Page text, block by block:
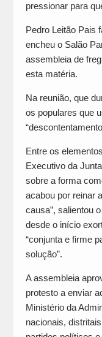
pressionar para
Pedro Leitão Pais
encheu o Salão
assembleia de
esta matéria.
Na reunião, que
os populares que
Entre os
Executivo da
sobre a forma
acabou por reinar
causa”, salientou
desde o início
“conjunta e firme
solução”.
A assembleia
protesto a enviar
Ministério da
nacionais,